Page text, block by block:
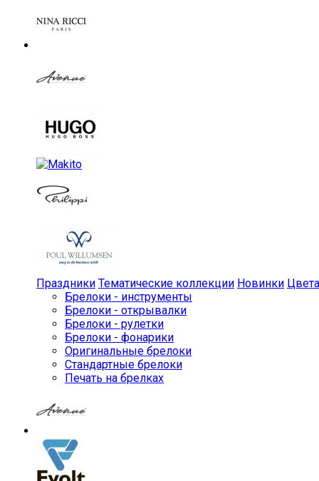
Праздники Тематические коллекции Новинки Цвета
Брелоки - инструменты
Брелоки - открывалки
Брелоки - рулетки
Брелоки - фонарики
Оригинальные брелоки
Стандартные брелоки
Печать на брелках